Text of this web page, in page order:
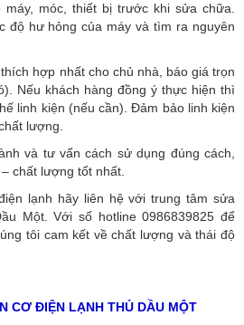
móc, thiết bị trước khi sửa chữa.
độ hư hỏng của máy và tìm ra nguyên
hợp nhất cho chủ nhà, báo giá trọn
Nếu khách hàng đồng ý thực hiện thì
linh kiện (nếu cần). Đảm bảo linh kiện
lượng.
và tư vấn cách sử dụng đúng cách,
chất lượng tốt nhất.
lạnh hãy liên hệ với trung tâm sửa
Một. Với số hotline 0986839825 để
tôi cam kết về chất lượng và thái độ
CƠ ĐIỆN LẠNH THỦ DẦU MỘT